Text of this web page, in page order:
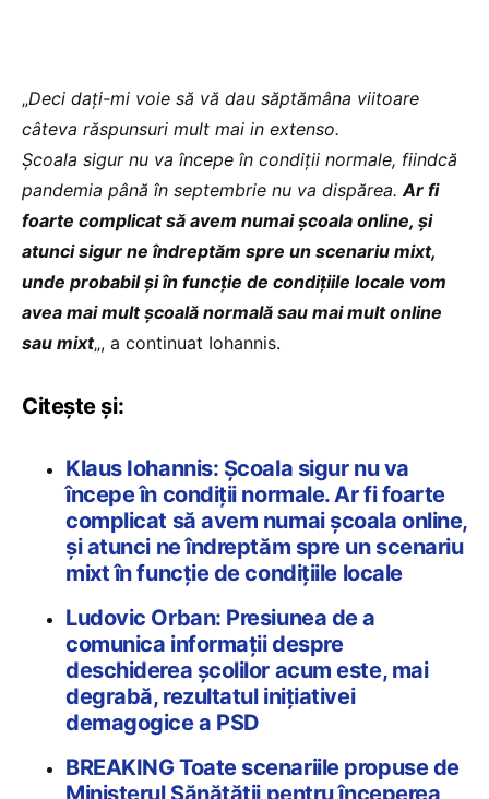
„Deci dați-mi voie să vă dau săptămâna viitoare
câteva răspunsuri mult mai in extenso.
Școala sigur nu va începe în condiții normale, fiindcă
pandemia până în septembrie nu va dispărea.Ar fi
foarte complicat să avem numai școala online, și
atunci sigur ne îndreptăm spre un scenariu mixt,
unde probabil și în funcție de condițiile locale vom
avea mai mult școală normală sau mai mult online
sau mixt„, a continuat Iohannis.
Citește și:
Klaus Iohannis: Școala sigur nu va
începe în condiții normale. Ar fi foarte
complicat să avem numai școala online,
și atunci ne îndreptăm spre un scenariu
mixt în funcție de condițiile locale
Ludovic Orban: Presiunea de a
comunica informații despre
deschiderea școlilor acum este, mai
degrabă, rezultatul inițiativei
demagogice a PSD
BREAKING Toate scenariile propuse de